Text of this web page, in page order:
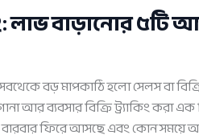
লাভ বাড়ানোর
বড় মাপকাঠি হলো সেলস বা
আর ব্যবসার বিক্রি ট্র্যাকিং করা
বারবার ফিরে আসছে এবং কোন সময়ে